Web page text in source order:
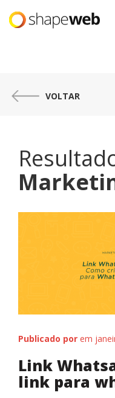
VOLTAR
Publicado por em
Link
link para